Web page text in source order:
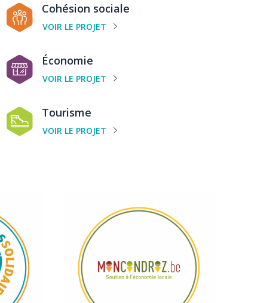
Catégorie
de
Cohésion sociale
VOIR LE PROJET
Catégorie
de
Économie
VOIR LE PROJET
Catégorie
de
Tourisme
VOIR LE PROJET